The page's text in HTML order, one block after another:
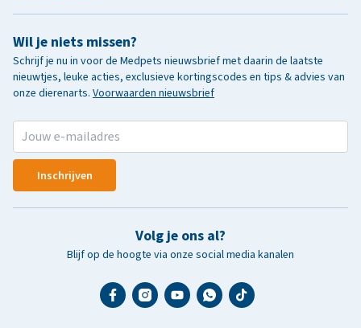
Wil je niets missen?
Schrijf je nu in voor de Medpets nieuwsbrief met daarin de laatste
nieuwtjes, leuke acties, exclusieve kortingscodes en tips & advies van
onze dierenarts. Voorwaarden nieuwsbrief
Inschrijven
Volg je ons al?
Blijf op de hoogte via onze social media kanalen